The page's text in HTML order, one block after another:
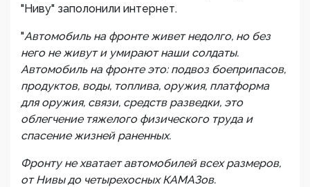
"Ниву" заполонили интернет.
"Автомобиль на фронте живет недолго, но без
него не живут и умирают наши солдаты.
Автомобиль на фронте это: подвоз боеприпасов,
продуктов, воды, топлива, оружия, платформа
для оружия, связи, средств разведки, это
облегчение тяжелого физического труда и
спасение жизней раненных.
Фронту не хватает автомобилей всех размеров,
от Нивы до четырехосных КАМАЗов.